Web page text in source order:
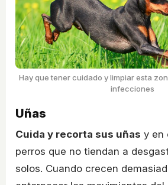
Hay que tener cuidado y limpiar esta
infecciones
Uñas
Cuida y recorta sus uñas y en
perros que no tiendan a
solos. Cuando crecen